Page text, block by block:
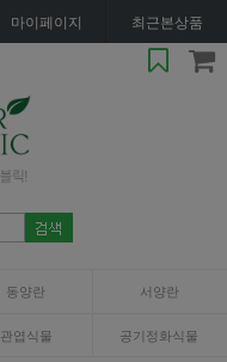
마이페이지 최근본상품
동양란 서양란
관엽식물 공기정화식물